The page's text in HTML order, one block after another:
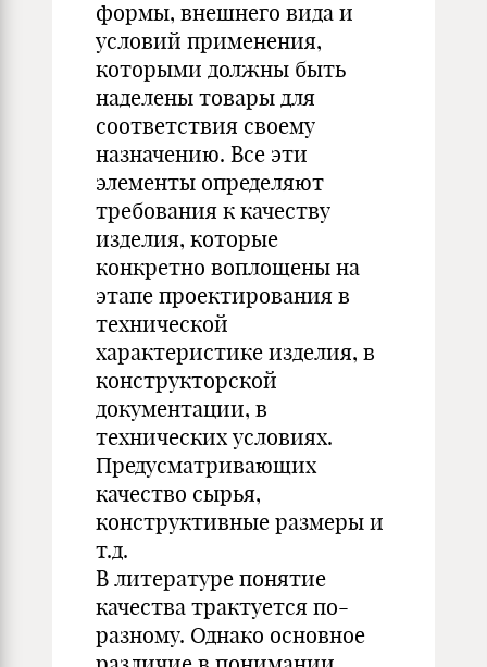
формы, внешнего вида и
условий применения,
которыми должны быть
наделены товары для
соответствия своему
назначению. Все эти
элементы определяют
требования к качеству
изделия, которые
конкретно воплощены на
этапе проектирования в
технической
характеристике изделия, в
конструкторской
документации, в
технических условиях.
Предусматривающих
качество сырья,
конструктивные размеры и
т.д.
В литературе понятие
качества трактуется по-
разному. Однако основное